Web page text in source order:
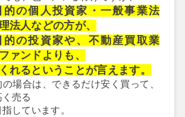
的の個人投資家・一般事業法
法人などの方が、
的の投資家や、不動産買取業
ァンドよりも、
れるということが言えます。
場合は、できるだけ安く買って、
売る
しています。